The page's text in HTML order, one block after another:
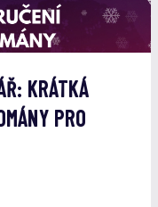
KRÁTKÁ
PRO